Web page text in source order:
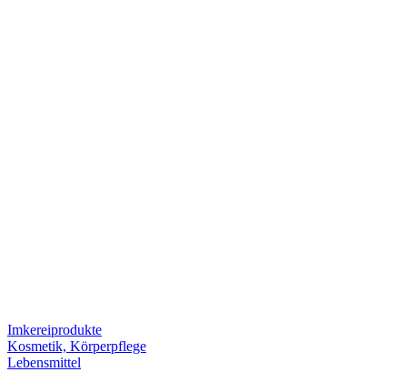
Imkereiprodukte
Kosmetik, Körperpflege
Lebensmittel